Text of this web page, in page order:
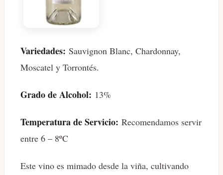
Variedades: Sauvignon Blanc, Chardonnay,
Moscatel y Torrontés.
Grado de Alcohol: 13%
Temperatura de Servicio: Recomendamos servir
entre 6 – 8ºC
Este vino es mimado desde la viña, cultivando